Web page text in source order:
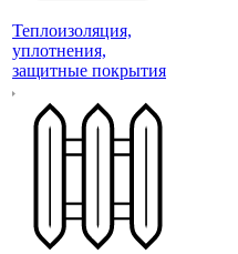
Теплоизоляция,
уплотнения,
защитные покрытия